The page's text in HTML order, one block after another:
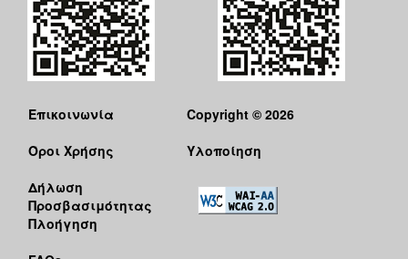
Επικοινωνία
Όροι Χρήσης
Δήλωση
Προσβασιμότητας
Πλοήγηση
Copyright © 2026
Υλοποίηση